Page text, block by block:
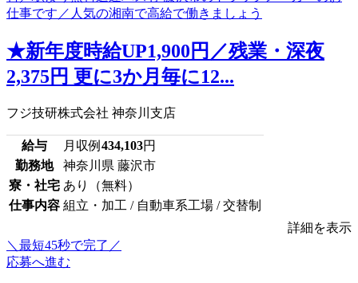
★新年度時給UP1,900円／残業・深夜
2,375円 更に3か月毎に12...
フジ技研株式会社 神奈川支店
給与 月収例 434,103円
勤務地
神奈川県 藤沢市
寮・社宅 あり（無料）
仕事内容 組立・加工 / 自動車系工場 / 交替制
詳細を表示
＼最短45秒で完了／
応募へ進む